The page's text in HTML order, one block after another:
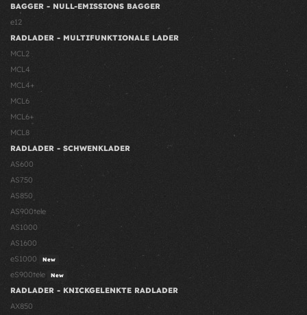
BAGGER - NULL-EMISSIONS BAGGER
e12
RADLADER - MULTIFUNKTIONALE LADER
MCL2
MCL4
MCL4+
MCL6
MCL6+
MCL8
RADLADER - SCHWENKLADER
AS600
AS750
AS850
AS900tele
AS1000
AS1600
eS1000
New
eS900tele New
RADLADER - KNICKGELENKTE RADLADER
AX850